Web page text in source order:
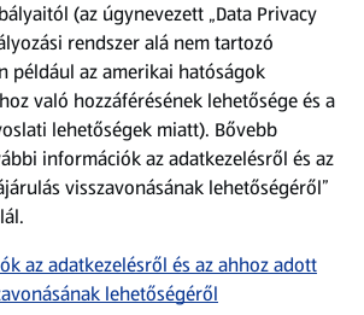
az interneten!
applikációt!
(az úgynevezett „Data Privacy
rendszer alá nem tartozó
például az amerikai hatóságok
való hozzáférésének lehetősége és a
lehetőségek miatt). Bővebb
információk az adatkezelésről és az
visszavonásának lehetőségéről”
az adatkezelésről és az ahhoz adott
lehetőségéről